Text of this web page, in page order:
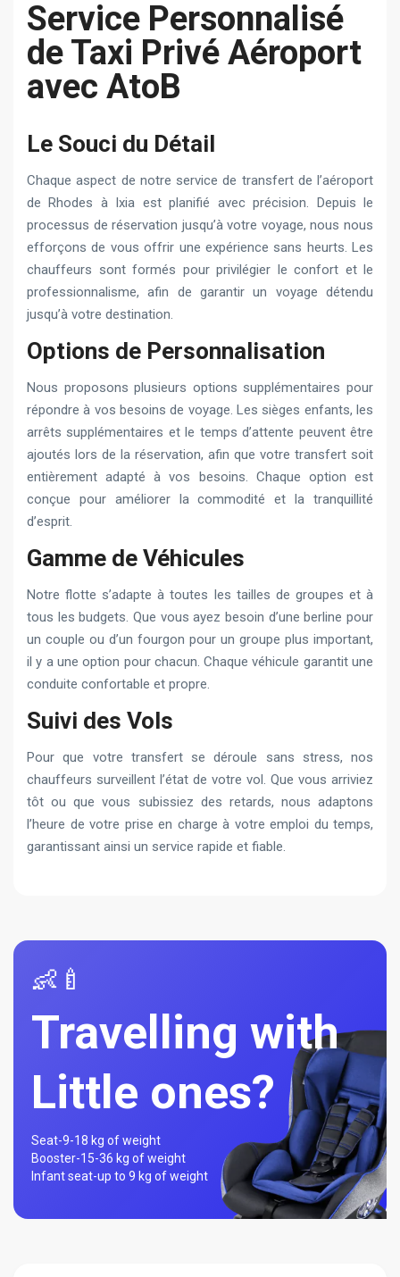
Service Personnalisé
de Taxi Privé Aéroport
avec AtoB
Le Souci du Détail
Chaque aspect de notre service de transfert de l’aéroport
de Rhodes à Ixia est planifié avec précision. Depuis le
processus de réservation jusqu’à votre voyage, nous nous
efforçons de vous offrir une expérience sans heurts. Les
chauffeurs sont formés pour privilégier le confort et le
professionnalisme, afin de garantir un voyage détendu
jusqu’à votre destination.
Options de Personnalisation
Nous proposons plusieurs options supplémentaires pour
répondre à vos besoins de voyage. Les sièges enfants, les
arrêts supplémentaires et le temps d’attente peuvent être
ajoutés lors de la réservation, afin que votre transfert soit
entièrement adapté à vos besoins. Chaque option est
conçue pour améliorer la commodité et la tranquillité
d’esprit.
Gamme de Véhicules
Notre flotte s’adapte à toutes les tailles de groupes et à
tous les budgets. Que vous ayez besoin d’une berline pour
un couple ou d’un fourgon pour un groupe plus important,
il y a une option pour chacun. Chaque véhicule garantit une
conduite confortable et propre.
Suivi des Vols
Pour que votre transfert se déroule sans stress, nos
chauffeurs surveillent l’état de votre vol. Que vous arriviez
tôt ou que vous subissiez des retards, nous adaptons
l’heure de votre prise en charge à votre emploi du temps,
garantissant ainsi un service rapide et fiable.
👶🍼
Travelling with
Little ones?
Seat-9-18 kg of weight
Booster-15-36 kg of weight
Infant seat-up to 9 kg of weight